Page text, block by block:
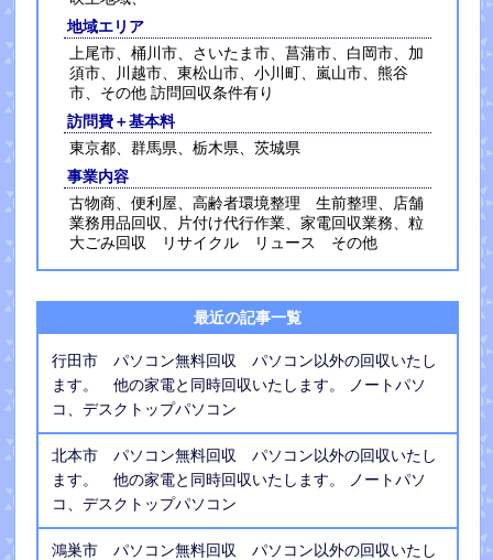
地域エリア
上尾市、桶川市、さいたま市、菖蒲市、白岡市、加
須市、川越市、東松山市、小川町、嵐山市、熊谷
市、その他 訪問回収条件有り
訪問費＋基本料
東京都、群馬県、栃木県、茨城県
事業内容
古物商、便利屋、高齢者環境整理 生前整理、店舗
業務用品回収、片付け代行作業、家電回収業務、粒
大ごみ回収 リサイクル リュース その他
最近の記事一覧
行田市 パソコン無料回収 パソコン以外の回収いたし
ます。 他の家電と同時回収いたします。 ノートパソ
コ、デスクトップパソコン
北本市 パソコン無料回収 パソコン以外の回収いたし
ます。 他の家電と同時回収いたします。 ノートパソ
コ、デスクトップパソコン
鴻巣市 パソコン無料回収 パソコン以外の回収いたし